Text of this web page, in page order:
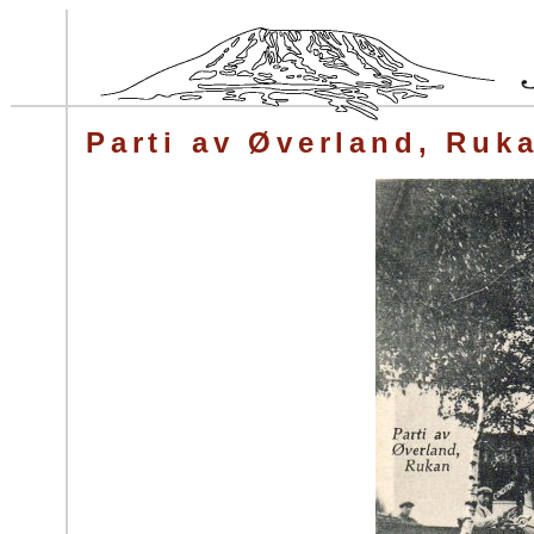
Parti av Øverland,